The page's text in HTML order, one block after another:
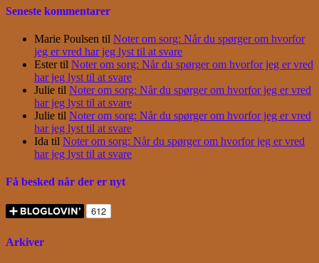
Seneste kommentarer
Marie Poulsen til Noter om sorg: Når du spørger om hvorfor
jeg er vred har jeg lyst til at svare
Estertil Noter om sorg: Når du spørger om hvorfor jeg er vred
har jeg lyst til at svare
Julie til Noter om sorg: Når du spørger om hvorfor jeg er vred
har jeg lyst til at svare
Julie til Noter om sorg: Når du spørger om hvorfor jeg er vred
har jeg lyst til at svare
Ida til Noter om sorg: Når du spørger om hvorfor jeg er vred
har jeg lyst til at svare
Få besked når der er nyt
Arkiver